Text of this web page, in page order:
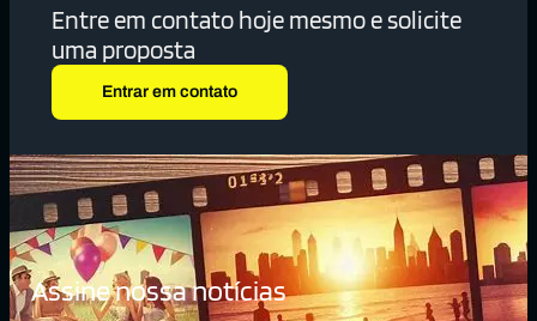
Entre em contato hoje mesmo e solicite
uma proposta
Entrar em contato
Assine nossa notícias